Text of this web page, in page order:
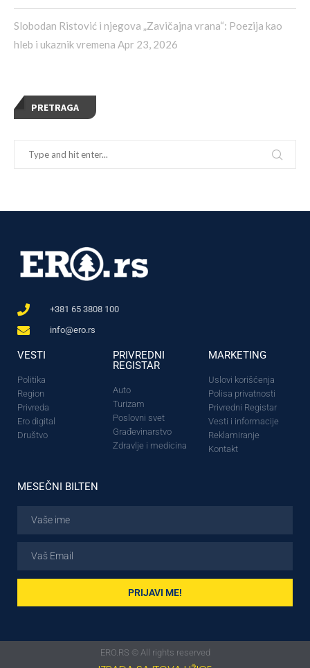
Slobodan Ristović i njegova „Zavičajna vrana“: Poezija kao
hleb i ukaznik vremena Apr 23, 2026
PRETRAGA
+381 65 3808 100
info@ero.rs
VESTI
Politika
Region
Privreda
Ero digital
Društvo
PRIVREDNI
REGISTAR
Auto
Turizam
Poslovni svet
Građevinarstvo
Zdravlje i medicina
MARKETING
Uslovi korišćenja
Polisa privatnosti
Privredni Registar
Vesti i informacije
Reklamiranje
Kontakt
MESEČNI BILTEN
PRIJAVI ME!
ERO.RS © All rights reserved